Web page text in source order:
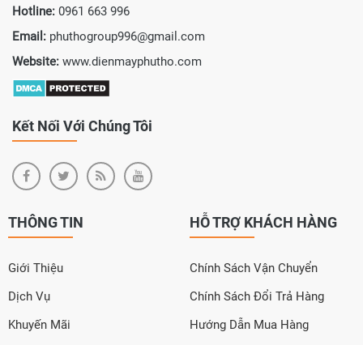
Hotline: 0961 663 996
Email: phuthogroup996@gmail.com
Website: www.dienmayphutho.com
Kết Nối Với Chúng Tôi
THÔNG TIN
Giới Thiệu
Dịch Vụ
Khuyến Mãi
HỖ TRỢ KHÁCH HÀNG
Chính Sách Vận Chuyển
Chính Sách Đổi Trả Hàng
Hướng Dẫn Mua Hàng